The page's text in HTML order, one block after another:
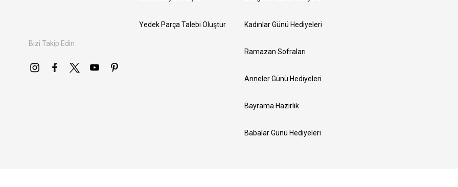
Bizi Takip Edin
Yedek Parça Talebi Oluştur Kadınlar Günü Hediyeleri
Ramazan Sofraları
Anneler Günü Hediyeleri
Bayrama Hazırlık
Babalar Günü Hediyeleri